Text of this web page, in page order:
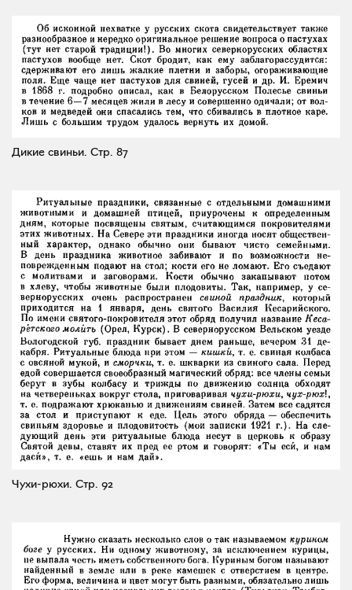
Дикие свиньи. Стр. 87
Чухи-рюхи. Стр. 92